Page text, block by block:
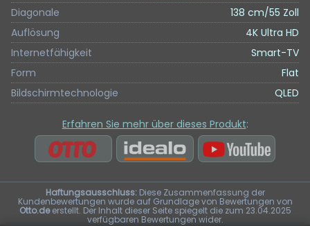
Diagonale
138 cm/55 Zoll
Auflösung
4K Ultra HD
Internetfähigkeit
Smart-TV
Form
Flat
Bildschirmtechnologie
QLED
Erfahren Sie mehr über dieses Produkt:
Haftungsausschluss:Diese Zusammenfassung der
Kundenbewertungen wurde auf Grundlage von Bewertungen von
Otto.deerstellt. Der Inhalt dieser Seite spiegelt die zum 23.04.2025
verfügbaren Bewertungen wider.